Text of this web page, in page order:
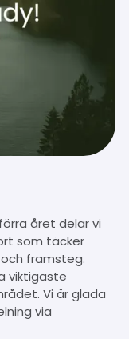
året delar vi
som täcker
framsteg.
viktigaste
Vi är glada
via